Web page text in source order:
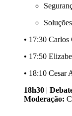
• 17:30
• 17:50
• 18:10 Cesar
18h30 |
Moderação: